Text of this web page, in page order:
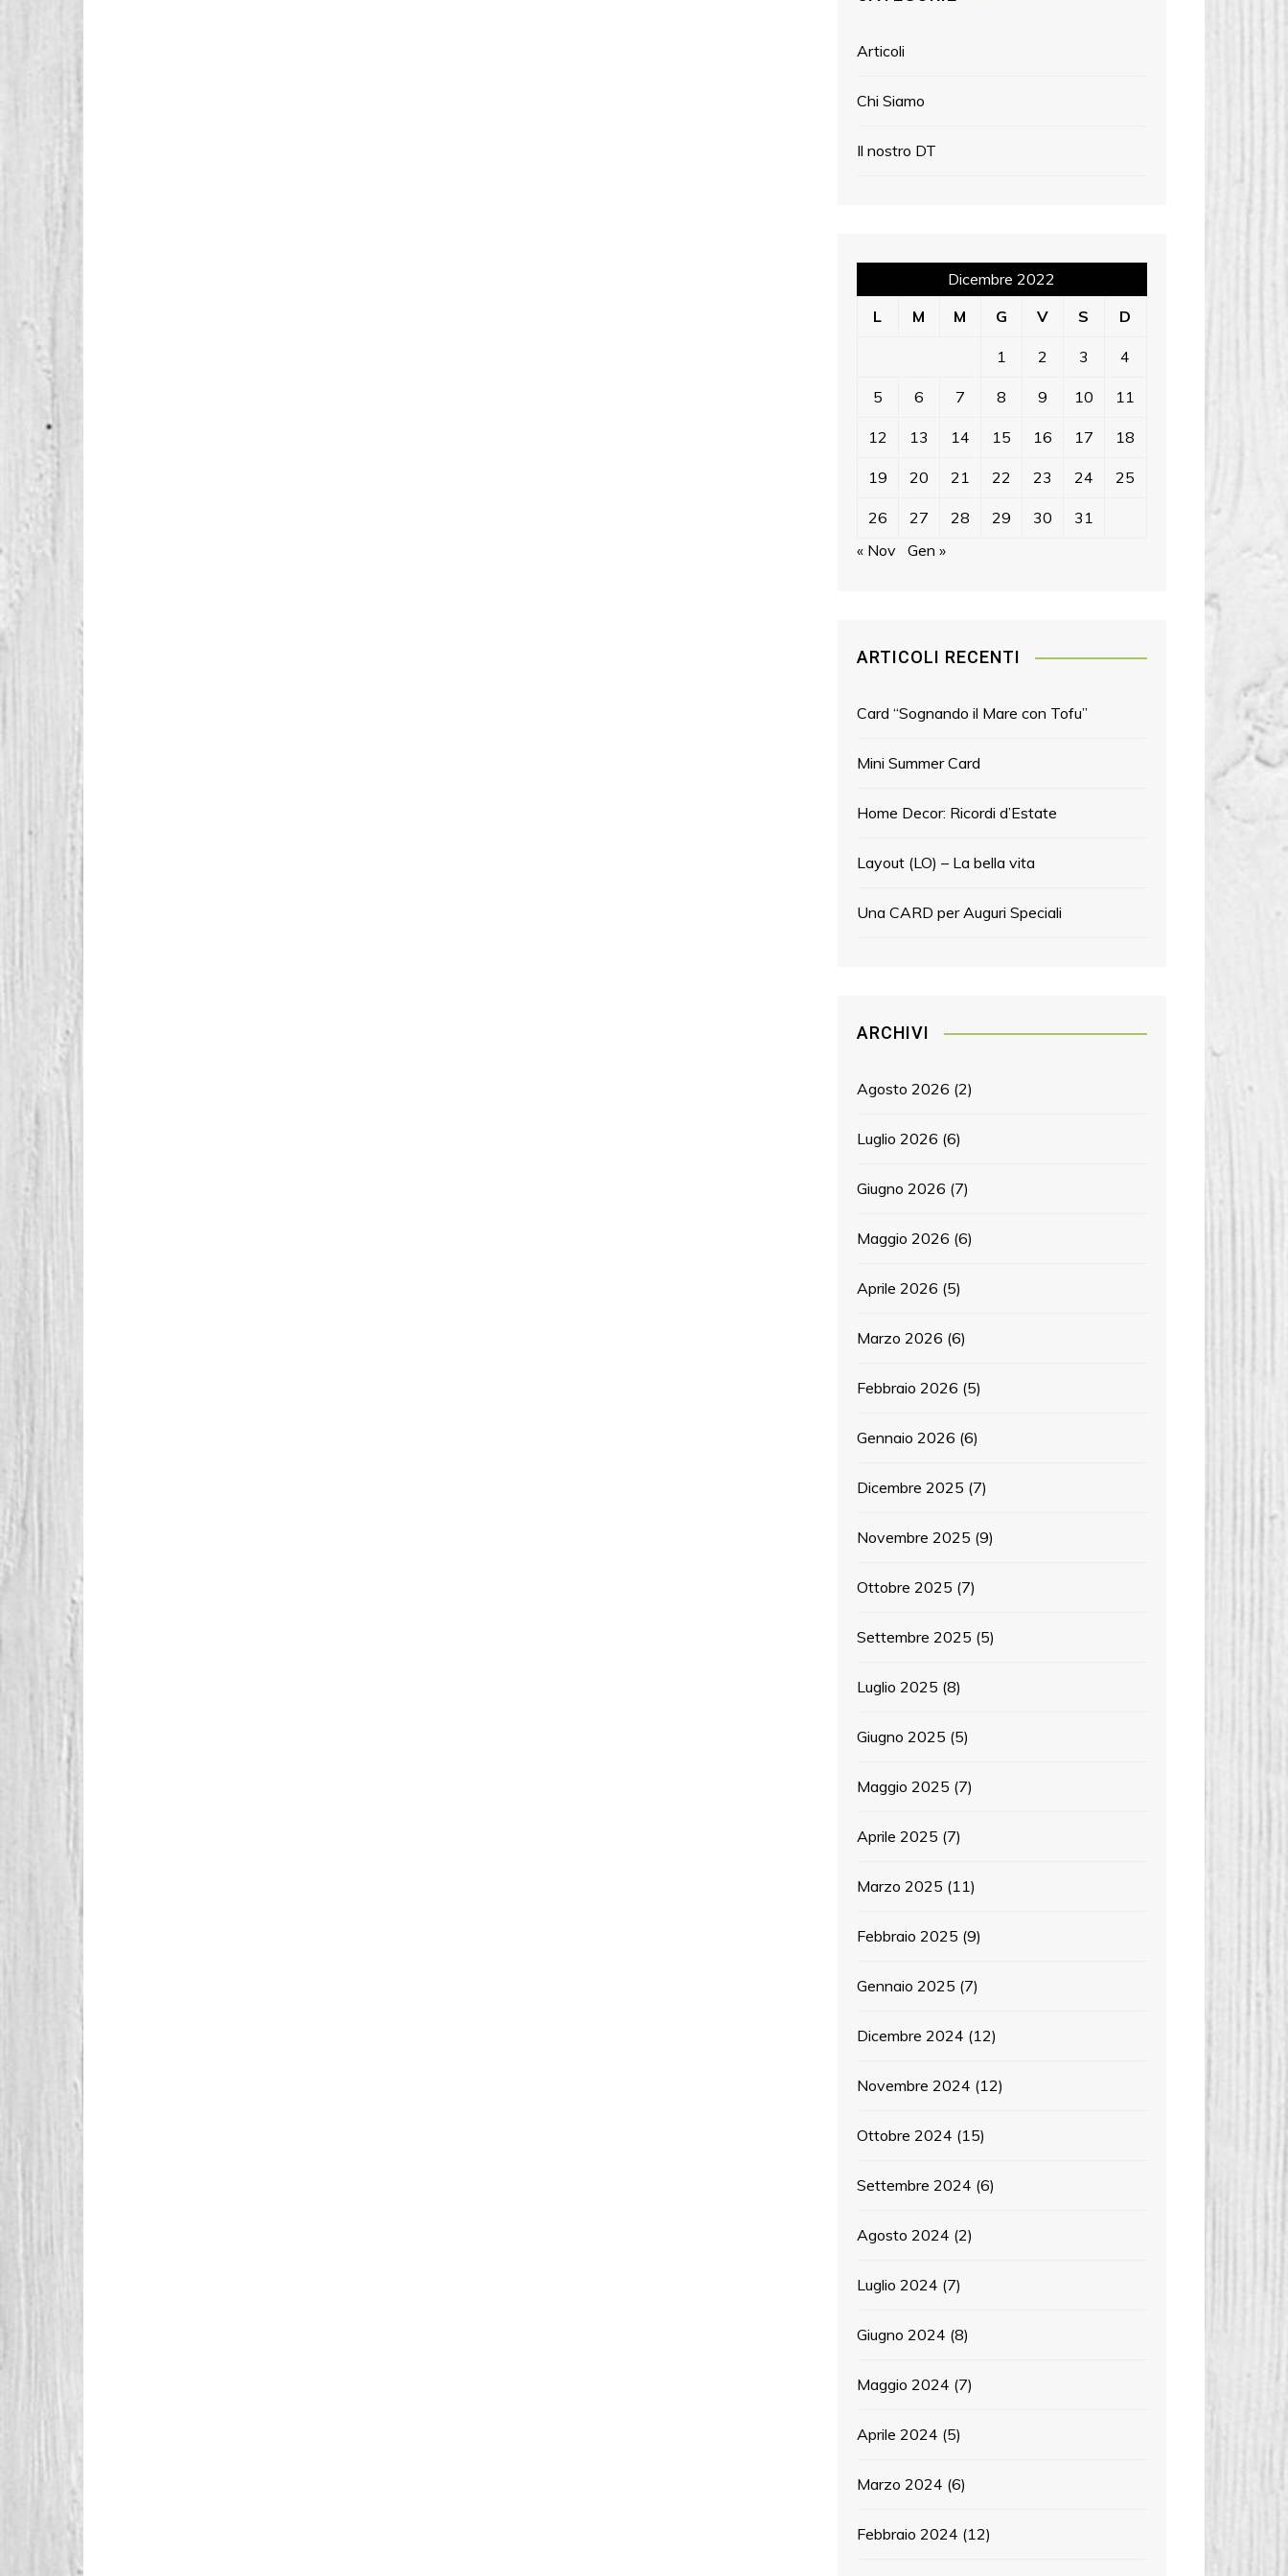
Articoli
Chi Siamo
Il nostro DT
Dicembre 2022
L
M M G V S D
1 2 3 4
5 6 7 8 9 10 11
12 13 14 15 16 17 18
19 20 21 22 23 24 25
26 27 28 29 30
31
« Nov
Gen »
ARTICOLI RECENTI
Card “Sognando il Mare con Tofu”
Mini Summer Card
Home Decor: Ricordi d’Estate
Layout (LO) – La bella vita
Una CARD per Auguri Speciali
ARCHIVI
Agosto 2026 (2)
Luglio 2026 (6)
Giugno 2026 (7)
Maggio 2026 (6)
Aprile 2026 (5)
Marzo 2026 (6)
Febbraio 2026 (5)
Gennaio 2026 (6)
Dicembre 2025 (7)
Novembre 2025 (9)
Ottobre 2025 (7)
Settembre 2025 (5)
Luglio 2025 (8)
Giugno 2025 (5)
Maggio 2025 (7)
Aprile 2025 (7)
Marzo 2025 (11)
Febbraio 2025 (9)
Gennaio 2025 (7)
Dicembre 2024 (12)
Novembre 2024 (12)
Ottobre 2024 (15)
Settembre 2024 (6)
Agosto 2024 (2)
Luglio 2024 (7)
Giugno 2024 (8)
Maggio 2024 (7)
Aprile 2024 (5)
Marzo 2024 (6)
Febbraio 2024 (12)